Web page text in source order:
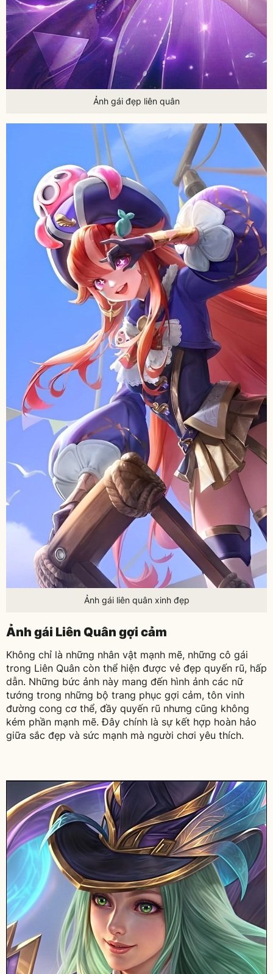
Ảnh gái đẹp liên quân
Ảnh gái liên quân xinh đẹp
Ảnh gái Liên Quân gợi cảm
Không chỉ là những nhân vật mạnh mẽ, những cô gái
trong Liên Quân còn thể hiện được vẻ đẹp quyến rũ, hấp
dẫn. Những bức ảnh này mang đến hình ảnh các nữ
tướng trong những bộ trang phục gợi cảm, tôn vinh
đường cong cơ thể, đầy quyến rũ nhưng cũng không
kém phần mạnh mẽ. Đây chính là sự kết hợp hoàn hảo
giữa sắc đẹp và sức mạnh mà người chơi yêu thích.